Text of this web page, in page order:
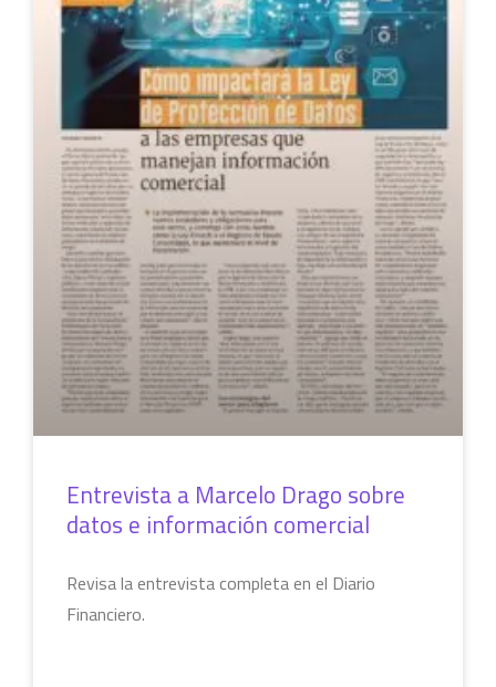
Entrevista a Marcelo Drago sobre
datos e información comercial
Revisa la entrevista completa en el Diario
Financiero.